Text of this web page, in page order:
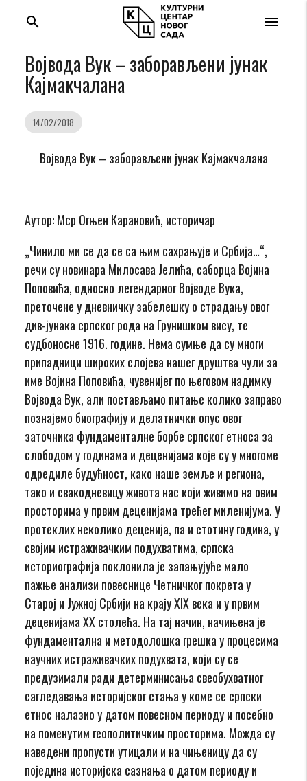
menu
search
Војвода Вук – заборављени јунак
Кајмакчалана
14/02/2018
Војвода Вук – заборављени јунак Кајмакчалана
Аутор: Мср Огњен Карановић, историчар
„Чинило ми се да се са њим сахрањује и Србија…“,
речи су новинара Милосава Јелића, саборца Војина
Поповића, односно легендарног Војводе Вука,
преточене у дневничку забелешку о страдању овог
див-јунака српског рода на Грунишком вису, те
судбоносне 1916. године. Нема сумње да су многи
припадници широких слојева нашег друштва чули за
име Војина Поповића, чувенијег по његовом надимку
Војвода Вук, али постављамо питање колико заправо
познајемо биографију и делатнички опус овог
заточника фундаменталне борбе српског етноса за
слободом у годинама и деценијама које су у многоме
одредиле будућност, како наше земље и региона,
тако и свакодневицу живота нас који живимо на овим
просторима у првим деценијама трећег миленијума. У
протеклих неколико деценија, па и стотину година, у
својим истраживачким подухватима, српска
историографија поклонила је запањујуће мало
пажње анализи повеснице Четничког покрета у
Старој и Јужној Србији на крају XIX века и у првим
деценијама XX столећа. На тај начин, начињена је
фундаментална и методолошка грешка у процесима
научних истраживачких подухвата, који су се
предузимали ради детерминисања свеобухватног
сагледавања историјског стања у коме се српски
етнос налазио у датом повесном периоду и посебно
на поменутим геополитичким просторима. Можда су
наведени пропусти утицали и на чињеницу да су
поједина историјска сазнања о датом периоду и